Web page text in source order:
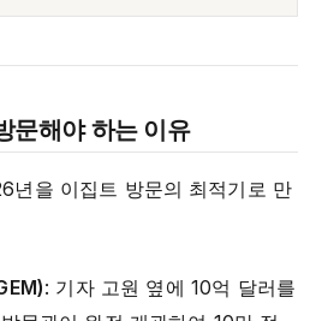
문해야 하는 이유
년을 이집트 방문의 최적기로 만
: 기자 고원 옆에 10억 달러를